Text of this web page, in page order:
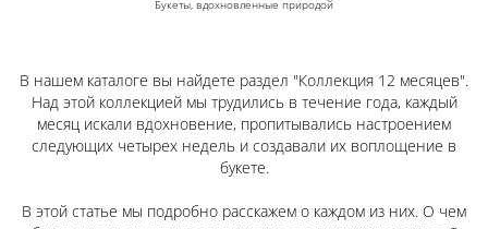
Букеты, вдохновленные природой
В нашем каталоге вы найдете раздел "Коллекция 12 месяцев".
Над этой коллекцией мы трудились в течение года, каждый
месяц искали вдохновение, пропитывались настроением
следующих четырех недель и создавали их воплощение в
букете.
В этой статье мы подробно расскажем о каждом из них. О чем